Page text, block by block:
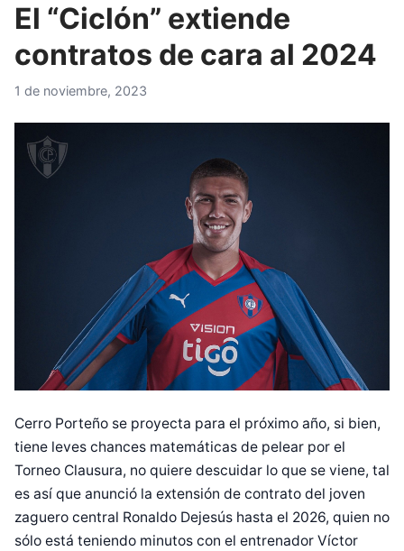
El “Ciclón” extiende
contratos de cara al 2024
1 de noviembre, 2023
Cerro Porteño se proyecta para el próximo año, si bien,
tiene leves chances matemáticas de pelear por el
Torneo Clausura, no quiere descuidar lo que se viene, tal
es así que anunció la extensión de contrato del joven
zaguero central Ronaldo Dejesús hasta el 2026, quien no
sólo está teniendo minutos con el entrenador Víctor